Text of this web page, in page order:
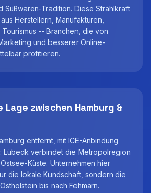
Süßwaren-Tradition. Diese Strahlkraft
Herstellern, Manufakturen,
-- Branchen, die von
und besserer Online-
profitieren.
zwischen Hamburg &
entfernt, mit ICE-Anbindung
Lübeck verbindet die Metropolregion
Küste. Unternehmen hier
die lokale Kundschaft, sondern die
bis nach Fehmarn.